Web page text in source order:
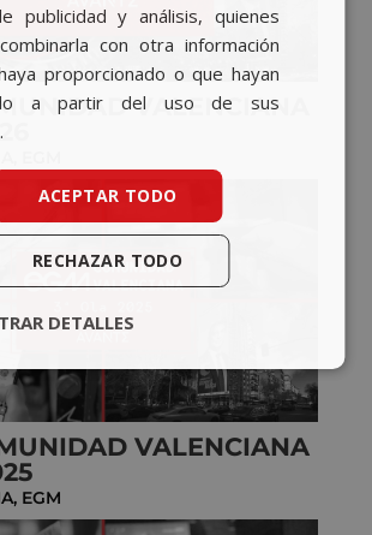
VALENCIANA
VALENCIANA
, EGM
publicidad y análisis, quienes
con otra información
proporcionado o que hayan
a partir del uso de sus
ACEPTAR TODO
RECHAZAR TODO
DETALLES